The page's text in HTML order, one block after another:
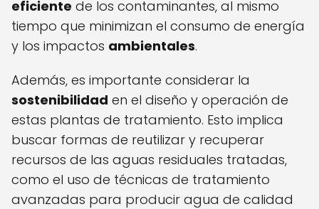
eficiente de los contaminantes, al mismo
tiempo que minimizan el consumo de energía
y los impactos ambientales.
Además, es importante considerar la
sostenibilidad en el diseño y operación de
estas plantas de tratamiento. Esto implica
buscar formas de reutilizar y recuperar
recursos de las aguas residuales tratadas,
como el uso de técnicas de tratamiento
avanzadas para producir agua de calidad